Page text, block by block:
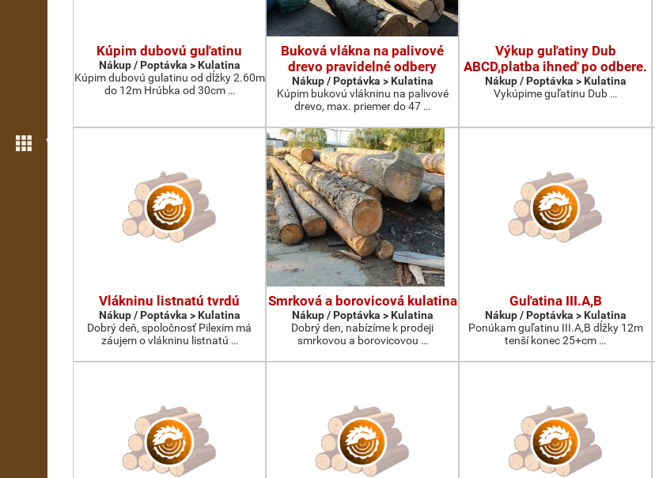
Více možností
Kúpim dubovú guľatinu
Nákup / Poptávka > Kulatina
Kúpim dubovú gulatinu od dĺžky 2.60m
do 12m Hrúbka od 30cm …
Buková vlákna na palivové
drevo pravidelné odbery
Nákup / Poptávka > Kulatina
Kúpim bukovú vlákninu na palivové
drevo, max. priemer do 47 …
Výkup guľatiny Dub
ABCD,platba ihneď po odbere.
Nákup / Poptávka > Kulatina
Vykúpime guľatinu Dub …
Vlákninu listnatú tvrdú
Nákup / Poptávka > Kulatina
Dobrý deň, spoločnosť Pilexim má
záujem o vlákninu listnatú …
Smrková a borovicová kulatina
Nákup / Poptávka > Kulatina
Dobrý den, nabízíme k prodeji
smrkovou a borovicovou …
Guľatina III.A,B
Nákup / Poptávka > Kulatina
Ponúkam guľatinu III.A,B dĺžky 12m
tenší konec 25+cm …